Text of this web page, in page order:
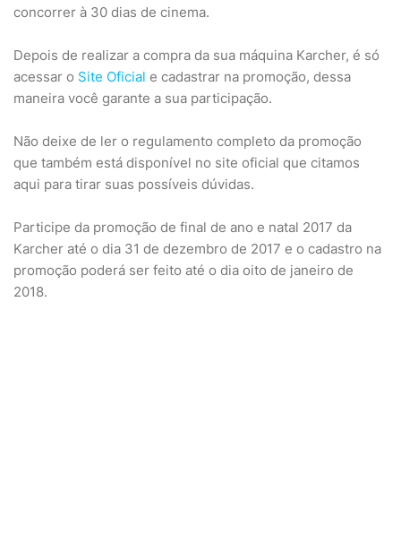
concorrer à 30 dias de cinema.
Depois de realizar a compra da sua máquina Karcher, é só
acessar o Site Oficial e cadastrar na promoção, dessa
maneira você garante a sua participação.
Não deixe de ler o regulamento completo da promoção
que também está disponível no site oficial que citamos
aqui para tirar suas possíveis dúvidas.
Participe da promoção de final de ano e natal 2017 da
Karcher até o dia 31 de dezembro de 2017 e o cadastro na
promoção poderá ser feito até o dia oito de janeiro de
2018.